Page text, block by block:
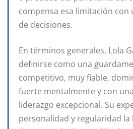
compensa esa limitación con
de decisiones.
En términos generales, Lola
definirse como una
competitivo, muy fiable,
fuerte mentalmente y con
liderazgo excepcional. Su
personalidad y regularidad